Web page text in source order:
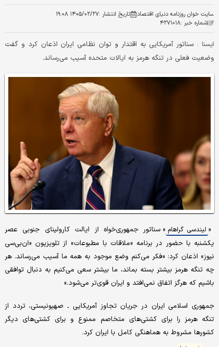
سایت خوان روزنامه دنیای اقتصاد تاریخ انتشار :۱۴۰۵/۰۲/۲۷ ۱۹:۰۸
شماره خبر :۴۲۷۱۰۱۸
ايسنا : سناتور آمریکایی به اقتدار و توان نظامی ایران اذعان کرد و گفت
وضعیت فعلی در تنگه هرمز به ایالات متحده آسیب می‌رساند.
« لیندسی گراهام » سناتور جمهوری‌خواه از ایالت کارولینای جنوبی عصر
یکشنبه با حضور در برنامه «ملاقات با مطبوعات» از تلویزیون «ان‌بی‌سی
نیوز» اذعان کرد: «فکر می‌کنم وضع موجود به همه ما آسیب می‌رساند. هر
چه تنگه هرمز بیشتر بسته بماند، ما بیشتر سعی می‌کنیم به دنبال توافقی
باشیم که هرگز اتفاق نمی‌افتد و ایران قوی‌تر می‌شود.»
جمهوری اسلامی ایران در جریان تجاوز آمریکایی ـ صهیونیستی، تردد از
تنگه هرمز را برای کشتی‌های متخاصم ممنوع و برای کشتی‌های دیگر
کشورها مشروط به هماهنگی کامل با ایران کرد.